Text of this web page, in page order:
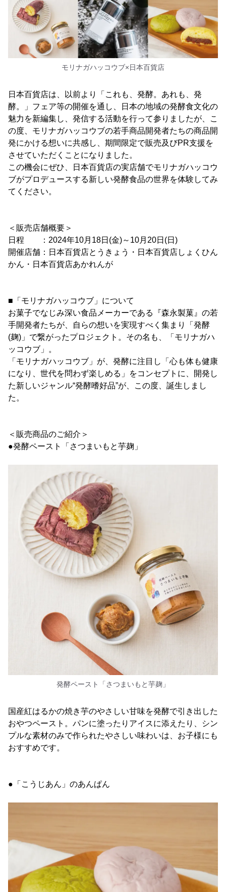
モリナガハッコウブ×日本百貨店
日本百貨店は、以前より「これも、発酵。あれも、発
酵。」フェア等の開催を通し、日本の地域の発酵食文化の
魅力を新編集し、発信する活動を行って参りましたが、こ
の度、モリナガハッコウブの若手商品開発者たちの商品開
発にかける想いに共感し、期間限定で販売及びPR支援を
させていただくことになりました。
この機会にぜひ、日本百貨店の実店舗でモリナガハッコウ
ブがプロデュースする新しい発酵食品の世界を体験してみ
てください。
＜販売店舗概要＞
日程 ：2024年10月18日(金)～10月20日(日)
開催店舗：日本百貨店とうきょう・日本百貨店しょくひん
かん・日本百貨店あかれんが
■「モリナガハッコウブ」について
お菓子でなじみ深い食品メーカーである『森永製菓』の若
手開発者たちが、自らの想いを実現すべく集まり「発酵
(麹)」で繋がったプロジェクト。その名も、「モリナガハ
ッコウブ」。
「モリナガハッコウブ」が、発酵に注目し「心も体も健康
になり、世代を問わず楽しめる」をコンセプトに、開発し
た新しいジャンル“発酵嗜好品”が、この度、誕生しまし
た。
＜販売商品のご紹介＞
●発酵ペースト「さつまいもと芋麹」
発酵ペースト「さつまいもと芋麹」
国産紅はるかの焼き芋のやさしい甘味を発酵で引き出した
おやつペースト。パンに塗ったりアイスに添えたり、シン
プルな素材のみで作られたやさしい味わいは、お子様にも
おすすめです。
●「こうじあん」のあんぱん